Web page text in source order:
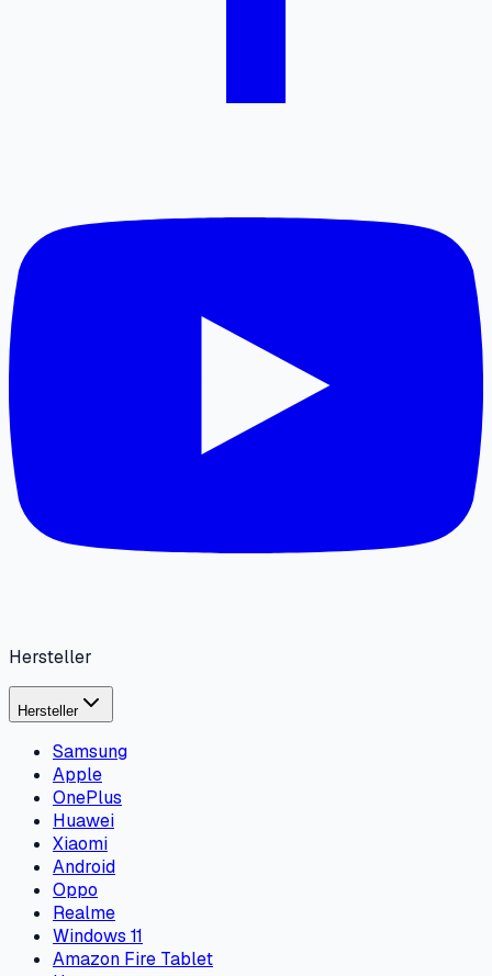
Hersteller
Hersteller
Samsung
Apple
OnePlus
Huawei
Xiaomi
Android
Oppo
Realme
Windows 11
Amazon Fire Tablet